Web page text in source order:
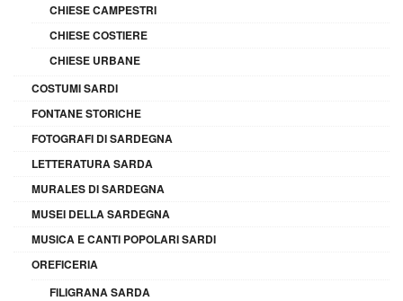
CHIESE CAMPESTRI
CHIESE COSTIERE
CHIESE URBANE
COSTUMI SARDI
FONTANE STORICHE
FOTOGRAFI DI SARDEGNA
LETTERATURA SARDA
MURALES DI SARDEGNA
MUSEI DELLA SARDEGNA
MUSICA E CANTI POPOLARI SARDI
OREFICERIA
FILIGRANA SARDA